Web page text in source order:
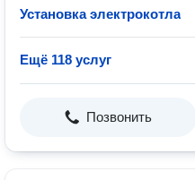
Установка электрокотла
Ещё 118 услуг
Позвонить